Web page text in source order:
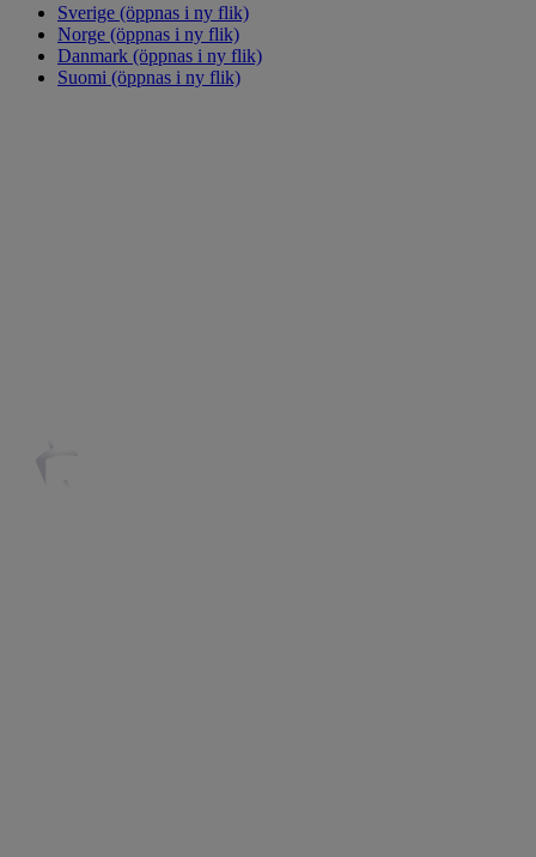
Sverige (öppnas i ny flik)
Norge (öppnas i ny flik)
Danmark (öppnas i ny flik)
Suomi (öppnas i ny flik)